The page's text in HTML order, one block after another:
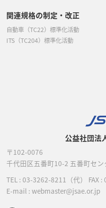
公益社団法
〒102-0076
千代田区五番町10-2 五番町セ
TEL : 03-3262-8211 （代） FAX
E-mail : webmaster@jsae.or.jp
関連規格の制定・改正
自動車（TC22）標準化活動
ITS（TC204）標準化活動